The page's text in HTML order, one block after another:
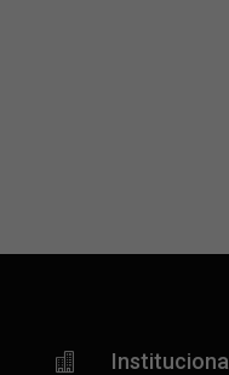
 Institucional